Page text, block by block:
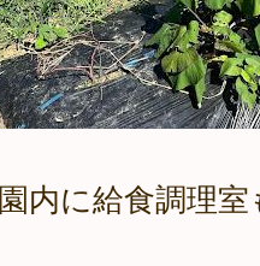
内に給食調理